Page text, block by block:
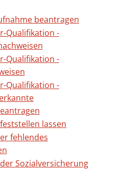
beantragen
Qualifikation -
Qualifikation -
Qualifikation -
lassen
fehlendes
Sozialversicherung